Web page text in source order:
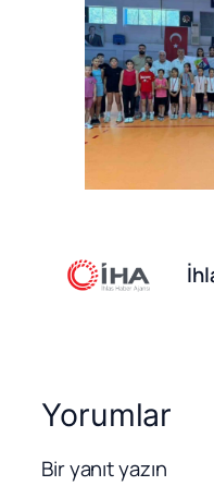
Yorumlar
Bir yanıt yazın